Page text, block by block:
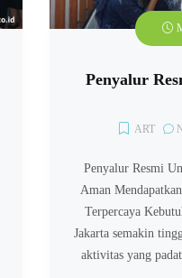
Penyalur
ART
Penyalur Resmi
Aman
Terpercaya
Jakarta semakin
aktivitas yang